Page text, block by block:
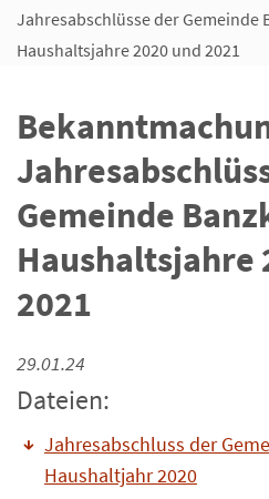
Jahresabschlüsse der Gemeinde
Haushaltsjahre 2020 und 2021
Gemeinde
Haushaltsjahre
2021
29.01.24
Dateien:
Jahresabschluss der
Haushaltjahr 2020